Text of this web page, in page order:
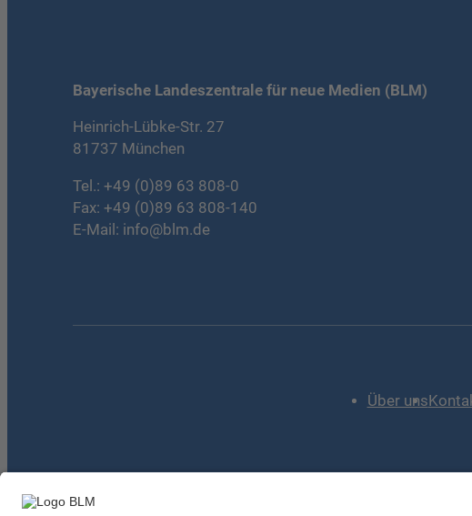
Bayerische Landeszentrale für neue Medien (BLM)
Heinrich-Lübke-Str. 27
81737 München
Tel.: +49 (0)89 63 808-0
Fax: +49 (0)89 63 808-140
E-Mail: info@blm.de
Über uns